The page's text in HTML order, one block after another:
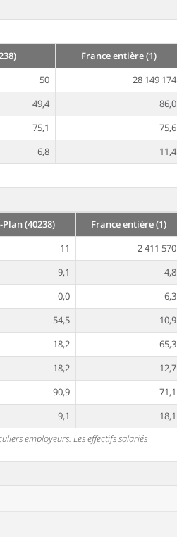
France entière (1)
50
28 149 174
49,4
86,0
75,1
75,6
6,8
11,4
(40238)
France entière (1)
11
2 411 570
9,1
4,8
0,0
6,3
54,5
10,9
18,2
65,3
18,2
12,7
90,9
71,1
9,1
18,1
employeurs. Les effectifs salariés